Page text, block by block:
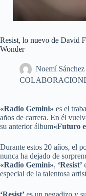
Resist, lo nuevo de David
Wonder
Noemí Sánchez
«Radio Gemini» es el
años de carrera. En él
su anterior álbum«Futuro
Durante estos 20 años, el
nunca ha dejado de
«Radio Gemini», ‘Resist’
especial de la talentosa